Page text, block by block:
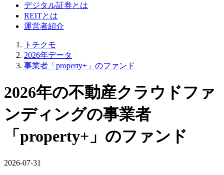
デジタル証券とは
REITとは
運営者紹介
トチクモ
2026年データ
事業者「property+」のファンド
2026年の不動産クラウドファ
ンディングの事業者
「property+」のファンド
2026-07-31